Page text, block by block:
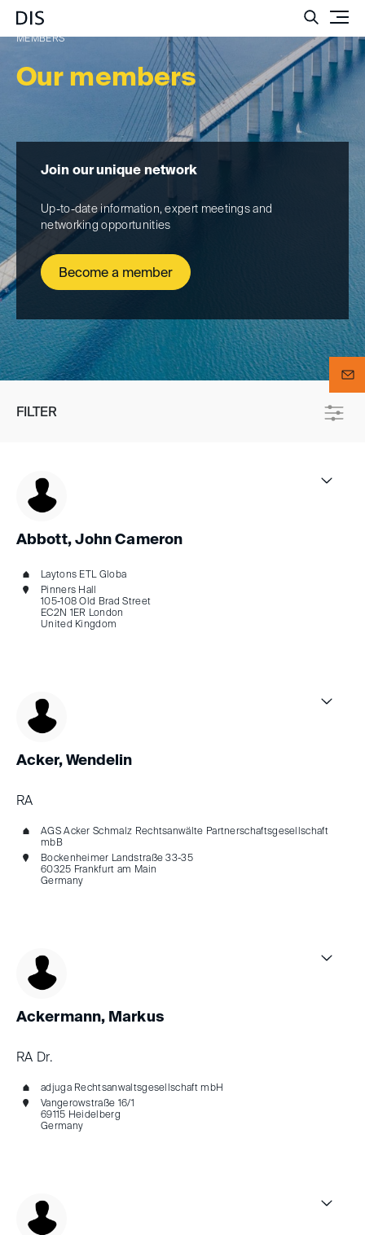
Our members
MEMBERS
Join our unique network
Up-to-date information, expert meetings and
networking opportunities
Become a member
FILTER
Abbott, John Cameron
Laytons ETL Globa
Pinners Hall
105-108 Old Brad Street
EC2N 1ER London
United Kingdom
Acker, Wendelin
RA
AGS Acker Schmalz Rechtsanwälte Partnerschaftsgesellschaft
mbB
Bockenheimer Landstraße 33-35
60325 Frankfurt am Main
Germany
Ackermann, Markus
RA Dr.
adjuga Rechtsanwaltsgesellschaft mbH
Vangerowstraße 16/1
69115 Heidelberg
Germany